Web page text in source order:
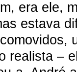
era ele,
estava
realista –